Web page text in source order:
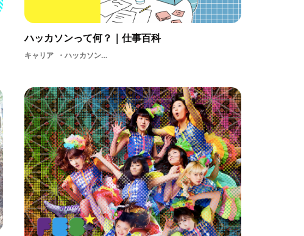
ハッカソンって何？｜仕事百科
キャリア ハッカソンカフェビジネスプランナープログラミング起業